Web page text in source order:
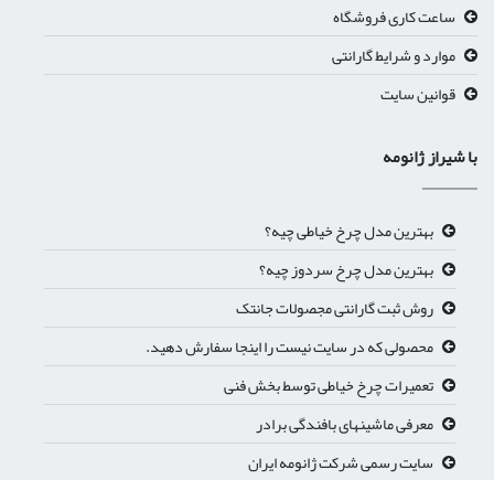
ساعت کاری فروشگاه
موارد و شرایط گارانتی
قوانین سایت
با شیراز ژانومه
بهترین مدل چرخ خیاطی چیه؟
بهترین مدل چرخ سردوز چیه؟
روش ثبت گارانتی مجصولات جانتک
محصولی که در سایت نیست را اینجا سفارش دهید.
تعمیرات چرخ خیاطی توسط بخش فنی
معرفی ماشینهای بافندگی برادر
سایت رسمی شرکت ژانومه ایران